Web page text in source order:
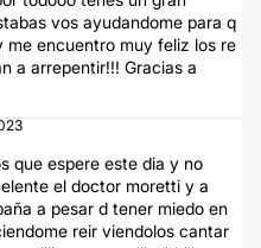
vos ayudandome para q
me encuentro muy feliz los re
a arrepentir!!! Gracias a
que espere este dia y no
el doctor moretti y a
a pesar d tener miedo en
reir viendolos cantar